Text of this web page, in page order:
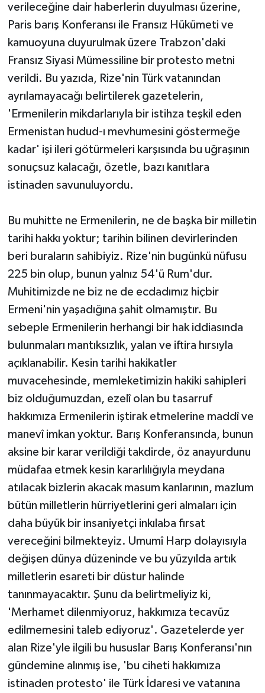
verileceğine dair haberlerin duyulması üzerine,
Paris barış Konferansı ile Fransız Hükümeti ve
kamuoyuna duyurulmak üzere Trabzon'daki
Fransız Siyasi Mümessiline bir protesto metni
verildi. Bu yazıda, Rize'nin Türk vatanından
ayrılamayacağı belirtilerek gazetelerin,
'Ermenilerin mikdarlarıyla bir istihza teşkil eden
Ermenistan hudud-ı mevhumesini göstermeğe
kadar' işi ileri götürmeleri karşısında bu uğraşının
sonuçsuz kalacağı, özetle, bazı kanıtlara
istinaden savunuluyordu.
Bu muhitte ne Ermenilerin, ne de başka bir milletin
tarihi hakkı yoktur; tarihin bilinen devirlerinden
beri buraların sahibiyiz. Rize'nin bugünkü nüfusu
225 bin olup, bunun yalnız 54'ü Rum'dur.
Muhitimizde ne biz ne de ecdadımız hiçbir
Ermeni'nin yaşadığına şahit olmamıştır. Bu
sebeple Ermenilerin herhangi bir hak iddiasında
bulunmaları mantıksızlık, yalan ve iftira hırsıyla
açıklanabilir. Kesin tarihi hakikatler
muvacehesinde, memleketimizin hakiki sahipleri
biz olduğumuzdan, ezelî olan bu tasarruf
hakkımıza Ermenilerin iştirak etmelerine maddî ve
manevî imkan yoktur. Barış Konferansında, bunun
aksine bir karar verildiği takdirde, öz anayurdunu
müdafaa etmek kesin kararlılığıyla meydana
atılacak bizlerin akacak masum kanlarının, mazlum
bütün milletlerin hürriyetlerini geri almaları için
daha büyük bir insaniyetçi inkılaba fırsat
vereceğini bilmekteyiz. Umumî Harp dolayısıyla
değişen dünya düzeninde ve bu yüzyılda artık
milletlerin esareti bir düstur halinde
tanınmayacaktır. Şunu da belirtmeliyiz ki,
'Merhamet dilenmiyoruz, hakkımıza tecavüz
edilmemesini taleb ediyoruz'. Gazetelerde yer
alan Rize'yle ilgili bu hususlar Barış Konferansı'nın
gündemine alınmış ise, 'bu ciheti hakkımıza
istinaden protesto' ile Türk İdaresi ve vatanına